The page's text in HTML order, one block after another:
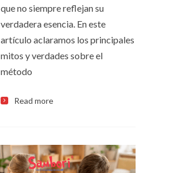
que no siempre reflejan su
verdadera esencia. En este
artículo aclaramos los principales
mitos y verdades sobre el
método
Read more